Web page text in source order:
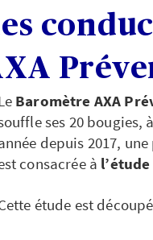
Baromètre AXA
ses 20 bougies,
depuis 2017,
consacrée à
étude est